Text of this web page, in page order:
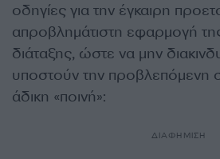
οδηγίες για την έγκαιρη
απροβλημάτιστη εφαρμογή
διάταξης, ώστε να μην
υποστούν την προβλεπόμενη
άδικη «ποινή»:
ΔΙΑΦΗΜΙΣΗ